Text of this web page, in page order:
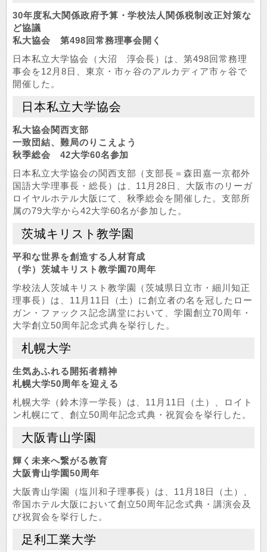
30年度私大関係政府予算・学校法人関係税制改正対策な
ど協議
私大協会 第498回常務理事会開く
日本私立大学協会（大沼 淳会長）は、第498回常務理
事会を12月8日、東京・市ヶ谷のアルカディア市ヶ谷で
開催した。
日本私立大学協会
私大協会関西支部
一致団結、難局のりこえよう
秋季総会 42大学60名参加
日本私立大学協会の関西支部（支部長＝森田嘉一京都外
国語大学理事長・総長）は、11月28日、大阪市のリーガ
ロイヤルホテル大阪にて、秋季総会を開催した。支部所
属の79大学から42大学60名が参加した。
茨城キリスト教学園
平和な世界を創造する人材育成
（学）茨城キリスト教学園70周年
学校法人茨城キリスト教学園（茨城県日立市・細川知正
理事長）は、11月11日（土）に創立者の名を冠したロー
ガン・ファックス記念講堂において、学園創立70周年・
大学創立50周年記念式典を挙行した。
札幌大学
生気あふれる開拓者精神
札幌大学50周年を迎える
札幌大学（鈴木淳一学長）は、11月11日（土）、ロイト
ン札幌にて、創立50周年記念式典・祝賀会を挙行した。
大阪青山学園
輝く未来へ繋がる教育
大阪青山学園50周年
大阪青山学園（塩川和子理事長）は、11月18日（土）、
帝国ホテル大阪において創立50周年記念式典・講演会及
び祝賀会を挙行した。
足利工業大学